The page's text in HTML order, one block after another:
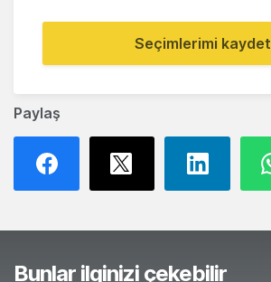
Paylaş
Seçimlerimi kaydet
Bunlar ilginizi çekebilir